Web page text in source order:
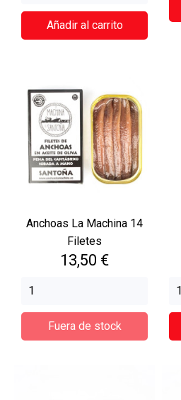
Añadir al carrito
Anchoas La Machina 14
Filetes
Precio
13,50 €
Fuera de stock